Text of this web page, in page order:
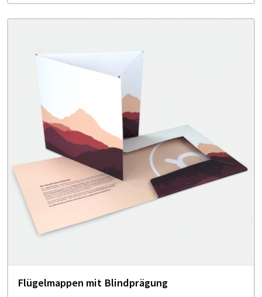
Flügelmappen mit Blindprägung